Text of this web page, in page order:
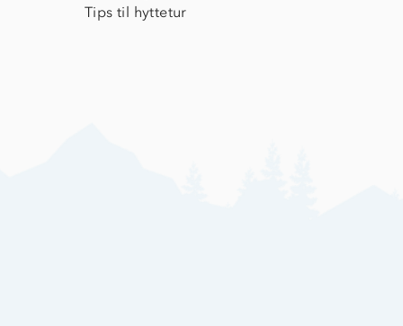
Tips til hyttetur